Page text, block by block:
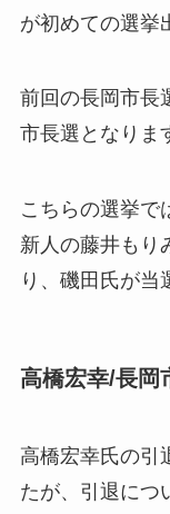
が初めての選挙
前回の長岡市長
市長選となりま
こちらの選挙で
新人の藤井もり
り、磯田氏が当
高橋宏幸/長岡
高橋宏幸氏の引
たが、 引退につ